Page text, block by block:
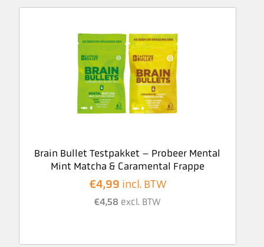
Brain Bullet Testpakket – Probeer Mental
Mint Matcha & Caramental Frappe
€4,99 incl. BTW
€4,58 excl. BTW